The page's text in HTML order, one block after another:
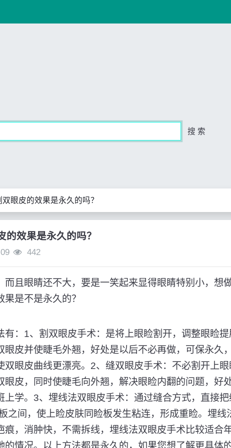
搜 索
眼皮的效果是永久的吗？
的效果是永久的吗？
442
而且眼睛还不大，要是一笑起来显得眼睛特别小，想
是不是永久的？
有：1、割双眼皮手术：是将上眼睑割开，调整眼睑
眼皮并使睫毛外翘，好处是以后不必再做，可保永久
双眼皮曲线更漂亮。2、缝双眼皮手术：不必割开上
眼皮，同时使睫毛向外翘，解决眼睑内翻的问题，好
上学。3、埋线法双眼皮手术：通过缝合方式，直接
之间，使上睑皮肤同睑板发生粘连，形成重睑。埋线
痕，消肿快，不需拆线，埋线法双眼皮手术比较适合